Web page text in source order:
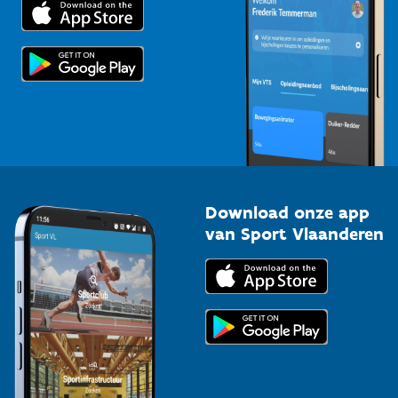
Topsporters
Voor de pers
Download onze app
van Sport Vlaanderen